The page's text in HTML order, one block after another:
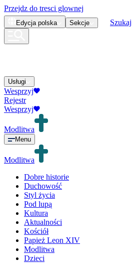
Przejdz do tresci glownej
Edycja polska Sekcje Szukaj
Usługi
Wesprzyj
Rejestr
Wesprzyj
Modlitwa
Menu
Modlitwa
Dobre historie
Duchowość
Styl życia
Pod lupą
Kultura
Aktualności
Kościół
Papież Leon XIV
Modlitwa
Dzieci